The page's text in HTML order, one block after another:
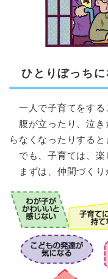
ひとりぼっちに
一人で子育てをする
腹が立ったり、泣き
らなくなったりすると
でも、子育ては、楽
まずは、仲間づくり